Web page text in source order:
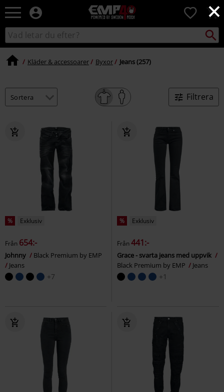
×
EMP
-
Musik,
TV
&
Alternativt
Mode
0
Sök
i
Sök
Kläder & accessoarer Byxor Jeans (257)
Filtrera
% Exklusiv
Från 654:-
Johnny
Black Premium by EMP
Jeans
+7
% Exklusiv
Från441:-
Grace - svarta jeans med uppvik
Black Premium by EMP
Jeans
+1